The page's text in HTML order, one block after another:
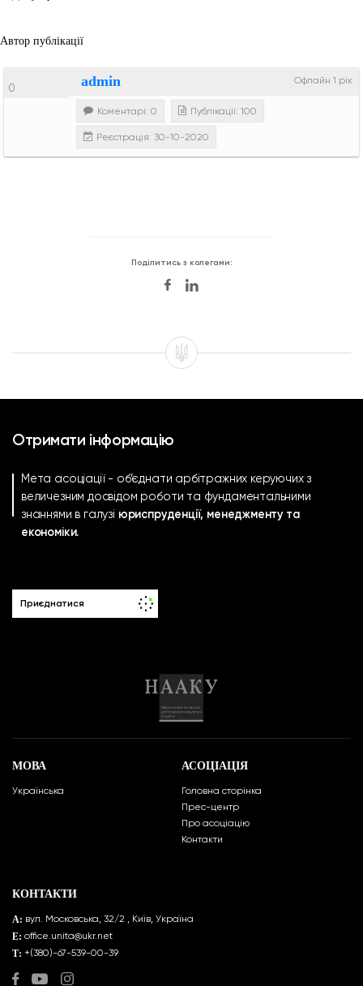
Автор публікації
Офлайн 1 рік
admin
0
Коментарі: 0 Публікації: 100
Реєстрація: 30-10-2020
Поділитись з колегами:
Отримати інформацію
Мета асоціації - об’єднати арбітражних керуючих з
величезним досвідом роботи та фундаментальними
знаннями в галузі юриспруденції, менеджменту та
економіки.
Приєднатися
МОВА
Українська
АСОЦІАЦІЯ
Головна сторінка
Прес-центр
Про асоціацію
Контакти
КОНТАКТИ
A: вул. Московська, 32/2 , Київ, Україна
E: office.unita@ukr.net
Т: +(380)-67-539-00-39